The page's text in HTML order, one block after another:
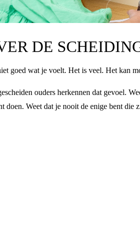
DE
goed wat je voelt. Het is veel. Het kan
ouders herkennen dat gevoel.
doen. Weet dat je nooit de enige bent die